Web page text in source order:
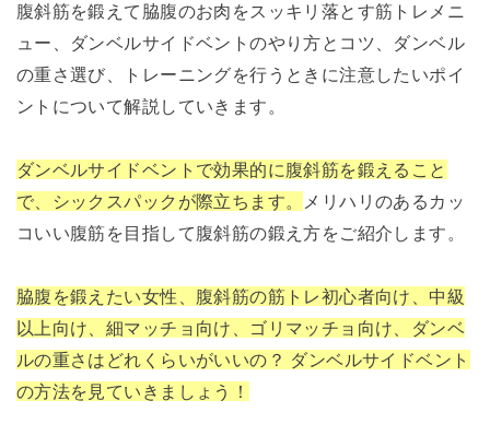
腹斜筋を鍛えて脇腹のお肉をスッキリ落とす筋トレメニ
ュー、ダンベルサイドベントのやり方とコツ、ダンベル
の重さ選び、トレーニングを行うときに注意したいポイ
ントについて解説していきます。
ダンベルサイドベントで効果的に腹斜筋を鍛えること
で、シックスパックが際立ちます。
メリハリのあるカッ
コいい腹筋を目指して腹斜筋の鍛え方をご紹介します。
脇腹を鍛えたい女性、腹斜筋の筋トレ初心者向け、中級
以上向け、細マッチョ向け、ゴリマッチョ向け、ダンベ
ルの重さはどれくらいがいいの？ ダンベルサイドベント
の方法を見ていきましょう！